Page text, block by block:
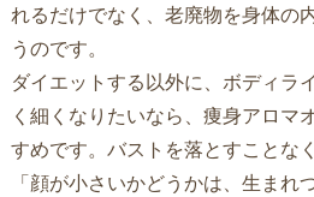
れるだけでなく、老廃物を身体の
うのです。
ダイエットする以外に、ボディラ
く細くなりたいなら、痩身アロマ
すめです。バストを落とすことな
「顔が小さいかどうかは、生まれ